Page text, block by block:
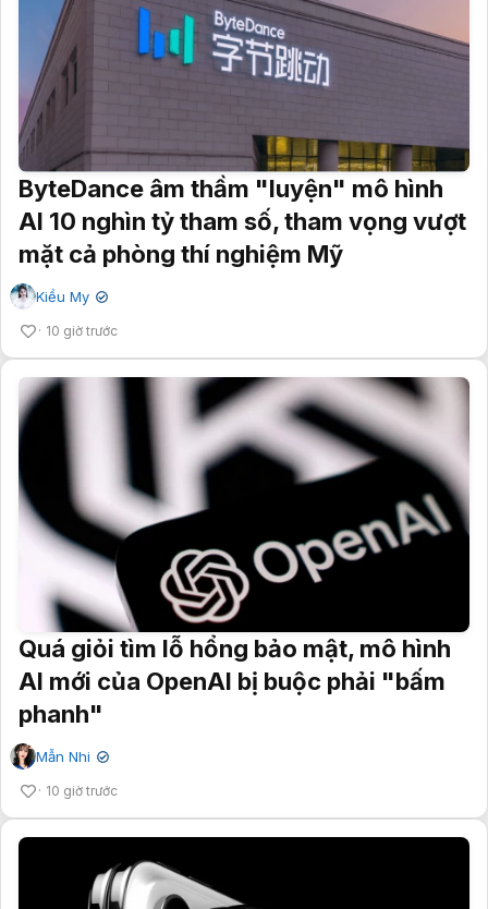
ByteDance âm thầm "luyện" mô hình
AI 10 nghìn tỷ tham số, tham vọng vượt
mặt cả phòng thí nghiệm Mỹ
Kiều My ✔
10 giờ trước
Quá giỏi tìm lỗ hổng bảo mật, mô hình
AI mới của OpenAI bị buộc phải "bấm
phanh"
Mẫn Nhi ✔
10 giờ trước